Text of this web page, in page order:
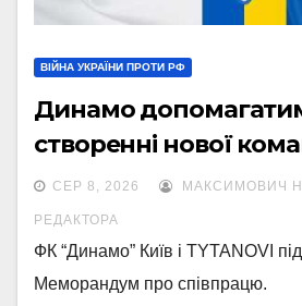
ВІЙНА УКРАЇНИ ПРОТИ РФ
Динамо
створенні нової
СЕР 8, 2026 МАКСИМОВИЧ
РЕДАКТОРА
ФК “Динамо” Київ і TYTANOVI
Меморандум про співпрацю.